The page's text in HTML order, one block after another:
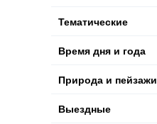
Тематические
Время дня и года
Природа и пейзажи
Выездные